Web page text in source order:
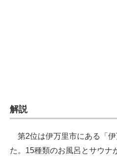
解説
第2位は伊万里市にある「
た。15種類のお風呂とサウナ